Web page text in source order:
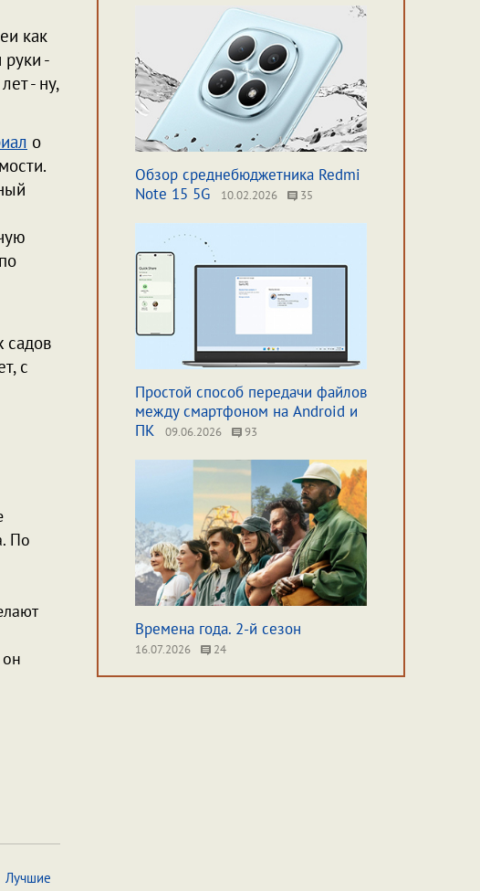
как
-
- ну,
о
садов
с
По
Лучшие
Обзор среднебюджетника Redmi
Note 15 5G
10.02.2026 35
Простой способ передачи файлов
между смартфоном на Android и
ПК
09.06.2026 93
Времена года. 2-й сезон
16.07.2026 24